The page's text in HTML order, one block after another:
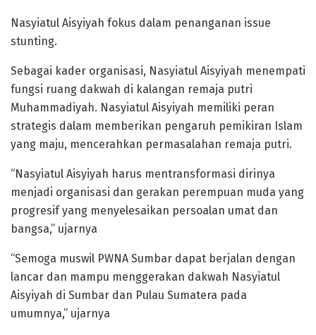
Nasyiatul Aisyiyah fokus dalam penanganan issue
stunting.
Sebagai kader organisasi, Nasyiatul Aisyiyah menempati
fungsi ruang dakwah di kalangan remaja putri
Muhammadiyah. Nasyiatul Aisyiyah memiliki peran
strategis dalam memberikan pengaruh pemikiran Islam
yang maju, mencerahkan permasalahan remaja putri.
“Nasyiatul Aisyiyah harus mentransformasi dirinya
menjadi organisasi dan gerakan perempuan muda yang
progresif yang menyelesaikan persoalan umat dan
bangsa,” ujarnya
“Semoga muswil PWNA Sumbar dapat berjalan dengan
lancar dan mampu menggerakan dakwah Nasyiatul
Aisyiyah di Sumbar dan Pulau Sumatera pada
umumnya,” ujarnya